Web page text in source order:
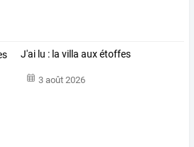
J'ai lu : la villa aux étoffes
3 août 2026